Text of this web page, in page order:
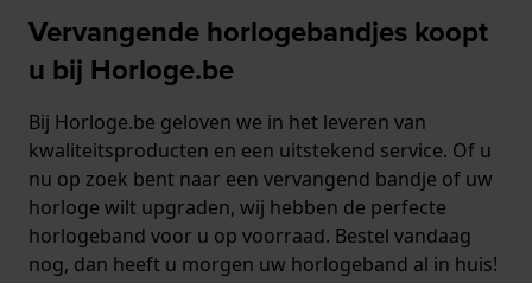
Vervangende horlogebandjes koopt
u bij Horloge.be
Bij Horloge.be geloven we in het leveren van
kwaliteitsproducten en een uitstekend service. Of u
nu op zoek bent naar een vervangend bandje of uw
horloge wilt upgraden, wij hebben de perfecte
horlogeband voor u op voorraad. Bestel vandaag
nog, dan heeft u morgen uw horlogeband al in huis!